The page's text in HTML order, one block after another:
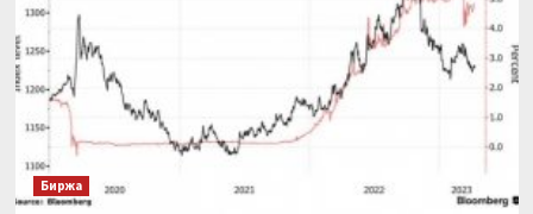
Биржа